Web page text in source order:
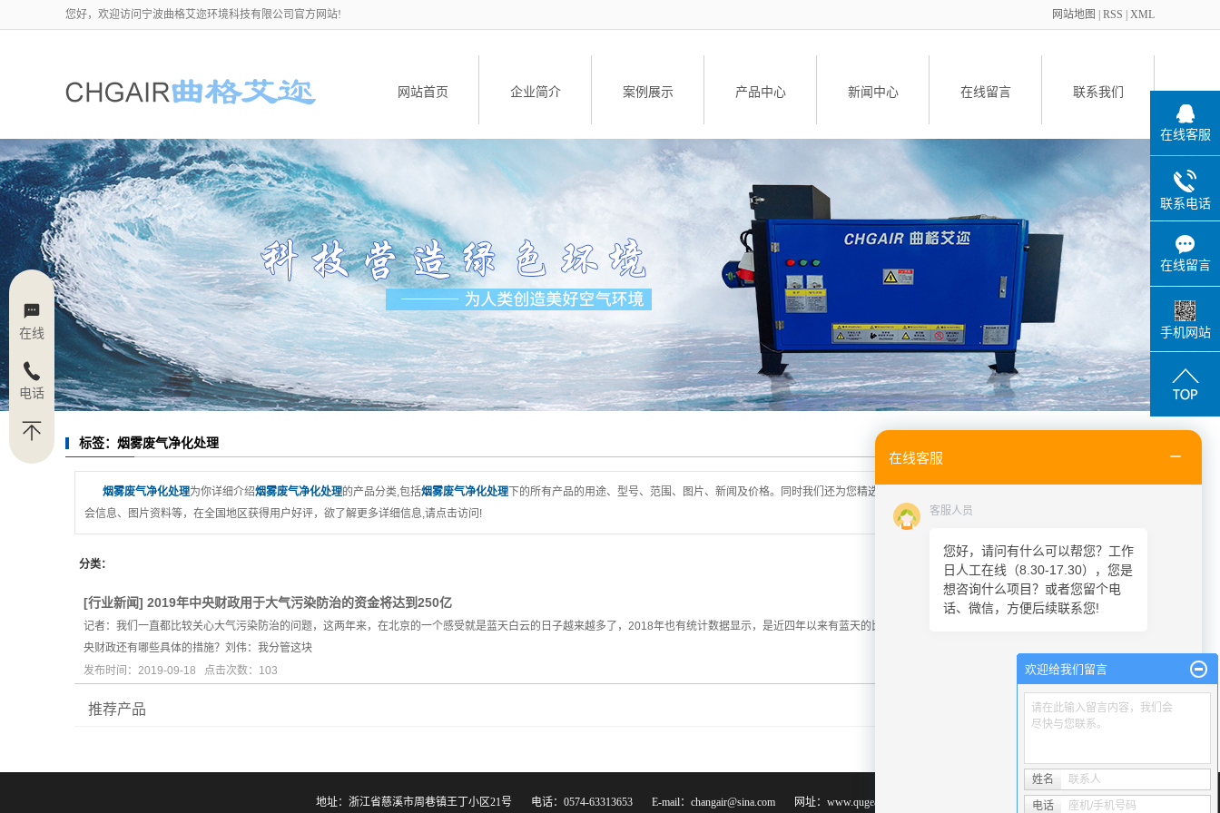
您好，欢迎访问宁波曲格艾迩环境科技有限公司官方网站! 网站地图 RSS XML
网站首页 企业简介 案例展示 产品中心
工业油烟净化设备
油雾净化器
油雾净化器配件
升降车
新闻中心 在线留言 联系我们
标签：烟雾废气净化处理
烟雾废气净化处理为你详细介绍烟雾废气净化处理的产品分类,包括烟雾废气净化处理 下的所有产品的用途、型号、范围、图片、新闻及价格。同时我们还为您精选了
会信息、图片资料等，在全国地区获得用户好评，欲了解更多详细信息,请点击访问!
分类：
[行业新闻] 2019年中央财政用于大气污染防治的资金将达到250亿
记者：我们一直都比较关心大气污染防治的问题，这两年来，在北京的一个感受就是蓝天白云的日子越来越多了，2018年也有统计数据显示，是近四年以来有蓝天的比例最高的一年。请问在接下来打赢蓝天保卫战方面，中
央财政还有哪些具体的措施？刘伟：我分管这块
发布时间：2019-09-18 点击次数：103
推荐产品
地址：浙江省慈溪市周巷镇王丁小区21号 电话：0574-63313653 E-mail：changair@sina.com 网址：www.qugeair.com
在线
电话
在线客服
客服人员
您好，请问有什么可以帮您？工作
日人工在线（8.30-17.30），您是
想咨询什么项目？或者您留个电
话、微信，方便后续联系您!
在线客服
联系电话
在线留言
手机网站
欢迎给我们留言
请在此输入留言内容，我们会
尽快与您联系。
姓名 联系人
电话 座机/手机号码